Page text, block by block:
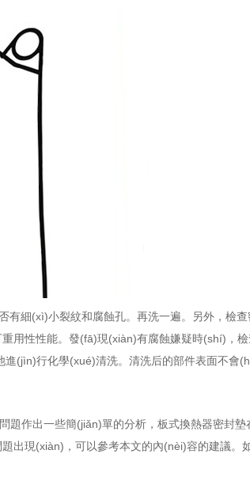
小裂紋和腐蝕孔。再洗一遍。另外，檢查密
用性性能。發(fā)現(xiàn)有腐蝕嫌疑時(shí)，
池進(jìn)行化學(xué)清洗。清洗后的部件表面不會
題作出一些簡(jiǎn)單的分析，板式換熱器密封墊
出現(xiàn)，可以參考本文的內(nèi)容的建議。